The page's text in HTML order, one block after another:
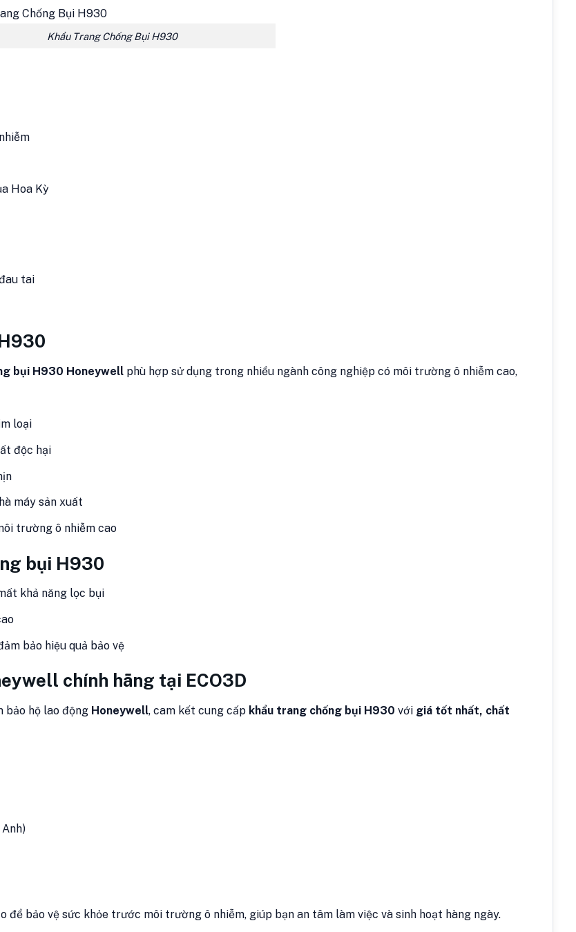
Khẩu Trang Chống Bụi H930
Hoa Kỳ
tai
bụi H930 Honeywell phù hợp sử dụng trong nhiều ngành công nghiệp có môi trường ô nhiễm cao,
loại
độc hại
máy sản xuất
trường ô nhiễm cao
bụi H930
khả năng lọc bụi
bảo hiệu quả bảo vệ
chính hãng tại ECO3D
bảo hộ lao động Honeywell, cam kết cung cấp khẩu trang chống bụi H930 với giá tốt nhất, chất
để bảo vệ sức khỏe trước môi trường ô nhiễm, giúp bạn an tâm làm việc và sinh hoạt hàng ngày.